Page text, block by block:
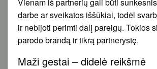
darbe ar sveikatos iššūkiai, todėl
ir nebijoti perimti dalį pareigų. Tokios
parodo brandą ir tikrą partnerystę.
Maži gestai – didelė reikšmė